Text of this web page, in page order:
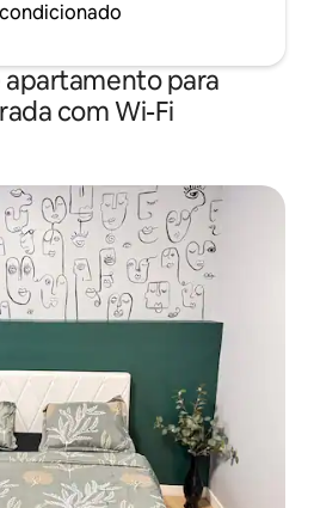
para
com Wi-Fi